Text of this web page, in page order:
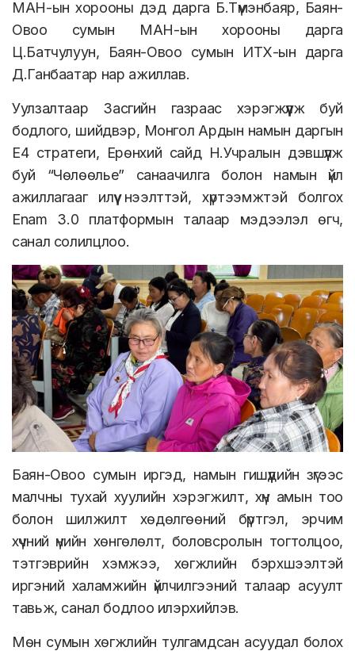
МАН-ын хорооны дэд дарга Б.Түмэнбаяр, Баян-
Овоо сумын МАН-ын хорооны дарга
Ц.Батчулуун, Баян-Овоо сумын ИТХ-ын дарга
Д.Ганбаатар нар ажиллав.
Уулзалтаар Засгийн газраас хэрэгжүүлж буй
бодлого, шийдвэр, Монгол Ардын намын даргын
Е4 стратеги, Ерөнхий сайд Н.Учралын дэвшүүлж
буй “Чөлөөлье” санаачилга болон намын үйл
ажиллагааг илүү нээлттэй, хүртээмжтэй болгох
Enam 3.0 платформын талаар мэдээлэл өгч,
санал солилцлоо.
Баян-Овоо сумын иргэд, намын гишүүдийн зүгээс
малчны тухай хуулийн хэрэгжилт, хүн амын тоо
болон шилжилт хөдөлгөөний бүртгэл, эрчим
хүчний үнийн хөнгөлөлт, боловсролын тогтолцоо,
тэтгэврийн хэмжээ, хөгжлийн бэрхшээлтэй
иргэний халамжийн үйлчилгээний талаар асуулт
тавьж, санал бодлоо илэрхийлэв.
Мөн сумын хөгжлийн тулгамдсан асуудал болох